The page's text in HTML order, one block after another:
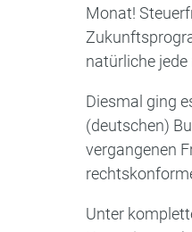
Monat!
natürliche
Diesmal ging
(deutschen)
vergangenen
Unter